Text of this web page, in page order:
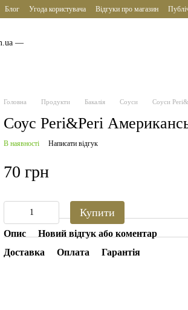
Блог Угода користувача Відгуки про магазин
Головна Продукти Бакалія Соуси Соуси
Соус Peri&Peri
В наявності Написати відгук
70 грн
Купити
Опис
Новий відгук або коментар
Доставка
Оплата Гарантія